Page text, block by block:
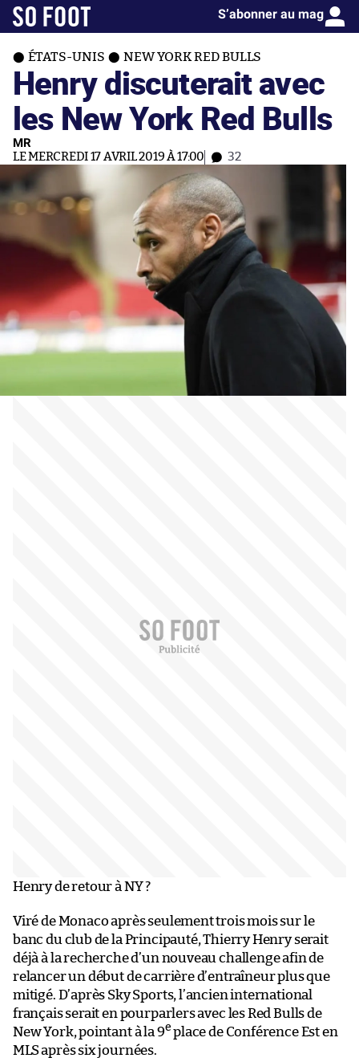
S’abonner au mag
ÉTATS-UNIS NEW YORK RED BULLS
Henry discuterait avec
les New York Red Bulls
MR
LE MERCREDI 17 AVRIL 2019 À 17:00 32
Henry de retour à NY ?
Viré de Monaco après seulement trois mois sur le
banc du club de la Principauté, Thierry Henry serait
déjà à la recherche d’un nouveau challenge afin de
relancer un début de carrière d’entraîneur plus que
mitigé. D’après Sky Sports, l’ancien international
français serait en pourparlers avec les Red Bulls de
New York, pointant à la 9e place de Conférence Est en
MLS après six journées.